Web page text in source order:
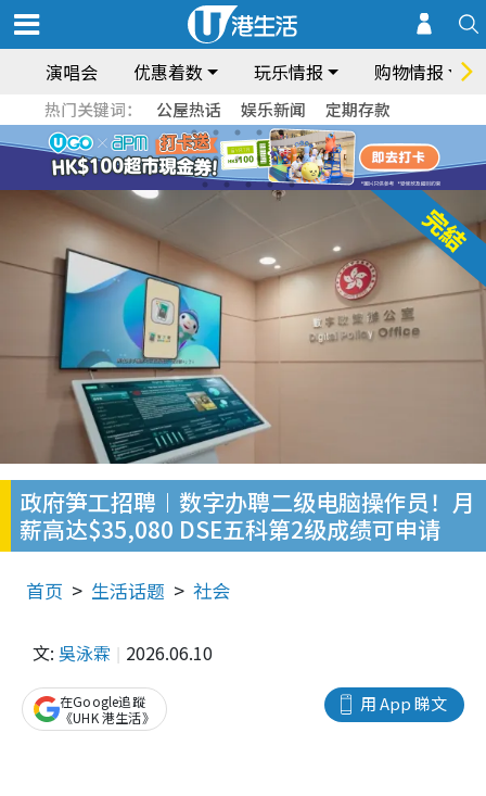
演唱会 优惠着数 玩乐情报 购物情报
热门关键词： 公屋热话 娱乐新闻 定期存款
政府笋工招聘︱数字办聘二级电脑操作员！月
薪高达$35,080 DSE五科第2级成绩可申请
首页 生活话题 社会
文: 吳泳霖 2026.06.10
用 App 睇文
在Google追蹤
《UHK 港生活》